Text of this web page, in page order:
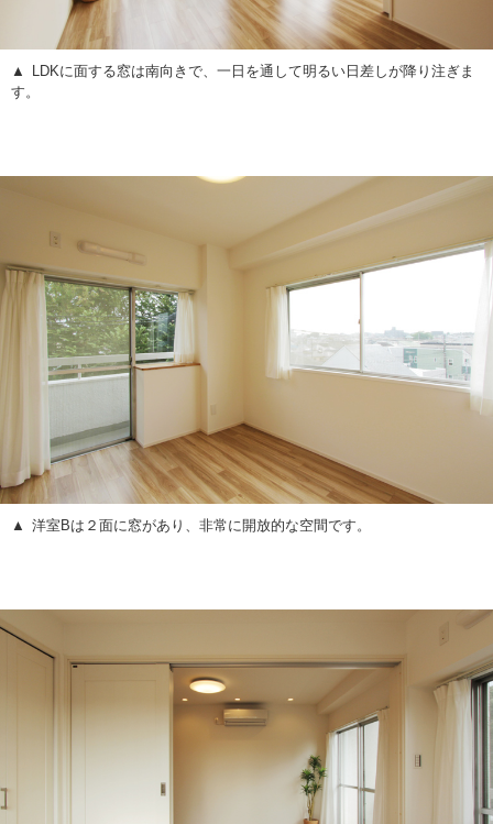
LDKに面する窓は南向きで、一日を通して明るい日差しが降り注ぎま
す。
洋室Bは２面に窓があり、非常に開放的な空間です。